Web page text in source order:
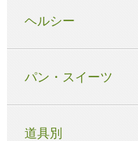
ヘルシー
パン・スイーツ
道具別